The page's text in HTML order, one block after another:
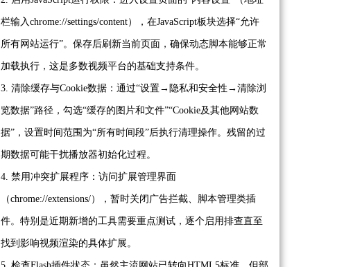
栏输入chrome://settings/content），在JavaScript板块选择“允许
所有网站运行”。保存后刷新当前页面，确保动态脚本能够正常
加载执行，这是多数视频平台的基础支持条件。
3. 清除缓存与Cookie数据：通过“设置→隐私和安全性→清除浏
览数据”路径，勾选“缓存的图片和文件”“Cookie及其他网站数
据”，设置时间范围为“所有时间段”后执行清理操作。残留的过
期数据可能干扰播放器初始化过程。
4. 禁用冲突扩展程序：访问扩展管理界面
（chrome://extensions/），暂时关闭广告拦截、脚本管理类插
件。特别是近期新增的工具需要重点测试，逐个启用排查直至
找到影响视频渲染的具体扩展。